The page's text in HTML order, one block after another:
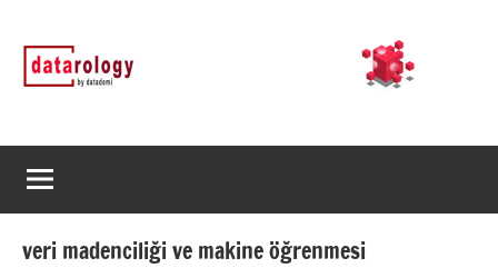
geçDATArology
by
rology
veri madenciliği ve makine öğrenmesi